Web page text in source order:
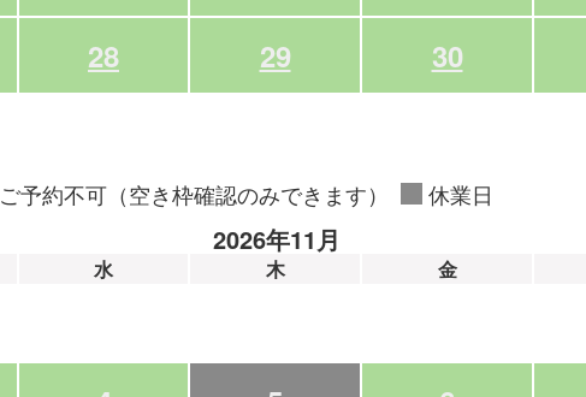
28 29 30
ご予約不可（空き枠確認のみできます） 休業日
2026年11月
水 木 金